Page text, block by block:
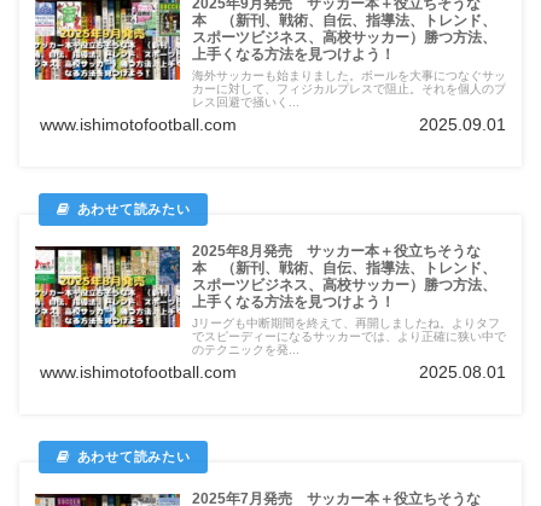
本 （新刊、戦術、自伝、指導法、トレンド、
スポーツビジネス、高校サッカー）勝つ方法、
上手くなる方法を見つけよう！
海外サッカーも始まりました。ボールを大事につなぐサッ
カーに対して、フィジカルプレスで阻止。それを個人のプ
レス回避で掻いく...
www.ishimotofootball.com 2025.09.01
2025年8月発売 サッカー本＋役立ちそうな
本 （新刊、戦術、自伝、指導法、トレンド、
スポーツビジネス、高校サッカー）勝つ方法、
上手くなる方法を見つけよう！
Jリーグも中断期間を終えて、再開しましたね。よりタフ
でスピーディーになるサッカーでは、より正確に狭い中で
のテクニックを発...
www.ishimotofootball.com 2025.08.01
2025年7月発売 サッカー本＋役立ちそうな